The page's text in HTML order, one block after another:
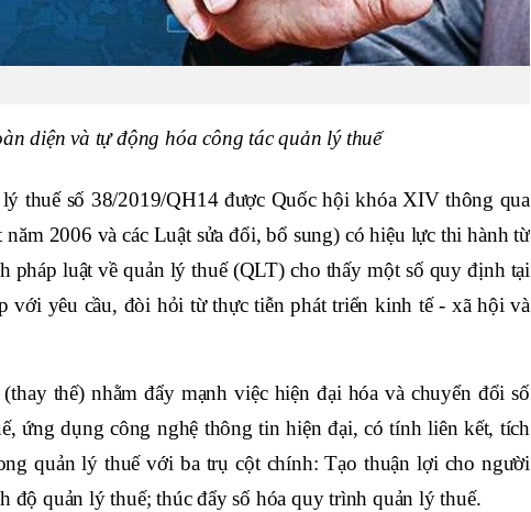
diện và tự động hóa công tác quản lý thuế
thuế số 38/2019/QH14 được Quốc hội khóa XIV thông qua
2006 và các Luật sửa đổi, bổ sung) có hiệu lực thi hành từ
pháp luật về quản lý thuế (QLT) cho thấy một số quy định tại
với yêu cầu, đòi hỏi từ thực tiễn phát triển kinh tế - xã hội và
thế) nhằm đẩy mạnh việc hiện đại hóa và chuyển đổi số
ứng dụng công nghệ thông tin hiện đại, có tính liên kết, tích
quản lý thuế với ba trụ cột chính: Tạo thuận lợi cho người
độ quản lý thuế; thúc đẩy số hóa quy trình quản lý thuế.